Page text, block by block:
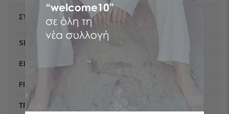
ΣΥΝΘΕΣΗ
90% RECYCLE POLYESTER, 10%
SPANDEX
SEASON ΦΘΙΝΟΠΩΡΟ | ΧΕΙΜΩΝΑΣ
ΕΙΔΟΣ ΣΑΚΑΚΙΑ
FIT
TREND OFFICE | BASICS